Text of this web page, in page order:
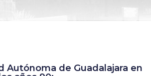
Autónoma de Guadalajara en